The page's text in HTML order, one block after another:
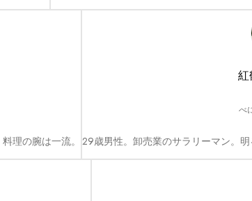
理の腕は一流。
紅
べ
29歳男性。卸売業のサラリーマン。